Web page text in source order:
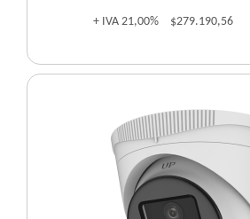
+ IVA 21,00% $279.190,56